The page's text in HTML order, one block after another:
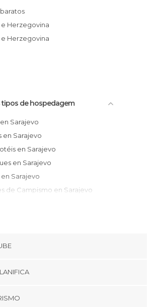
Most
Hamam Hotel
baratos
e Herzegovina
e Herzegovina
tipos de hospedagem
en Sarajevo
en Sarajevo
en Sarajevo
en Sarajevo
en Sarajevo
de Campismo en Sarajevo